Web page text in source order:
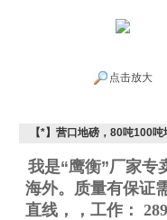
点击放大
【*】营口地磅，80吨100
我是“鹰衡”厂家专
海外。质量有保证
直线 ， ，工作 ：